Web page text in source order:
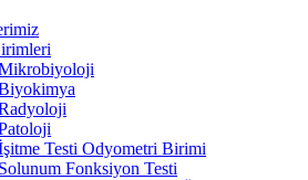
Testi Odyometri Birimi
Solunum Fonksiyon Testi